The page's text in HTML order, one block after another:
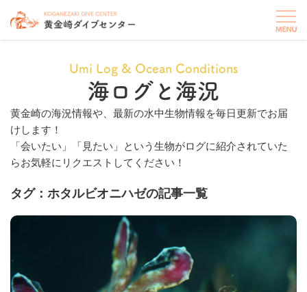
Umi Log & Ocean Conditions
海ログと海況
黄金崎の海況情報や、最新の水中生物情報を毎日更新でお届
けします！
「会いたい」「見たい」という生物がログに紹介されていた
らお気軽にリクエストしてください！
タグ：ホタルビオニハゼの記事一覧